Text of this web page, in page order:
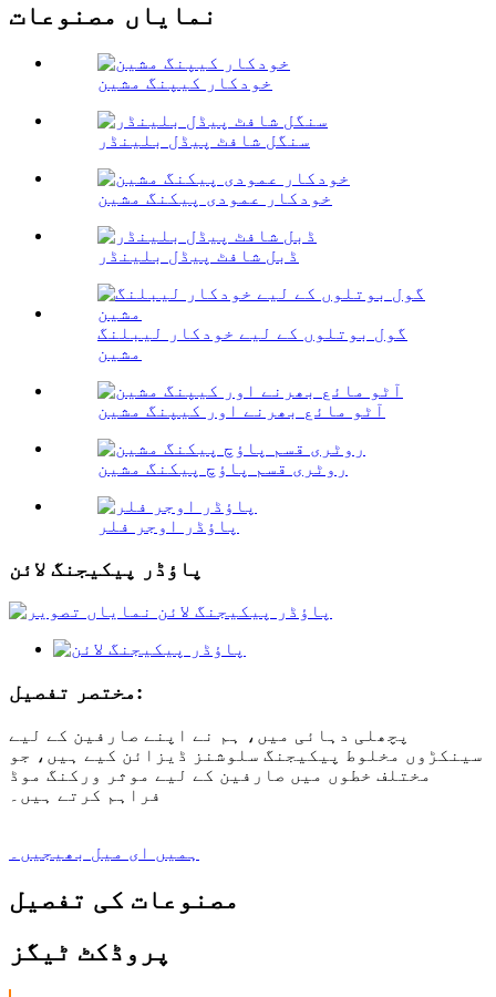
نمایاں مصنوعات
خودکار کیپنگ مشین
سنگل شافٹ پیڈل بلینڈر
خودکار عمودی پیکنگ مشین
ڈبل شافٹ پیڈل بلینڈر
گول بوتلوں کے لیے خودکار لیبلنگ
مشین
آٹو مائع بھرنے اور کیپنگ مشین
روٹری قسم پاؤچ پیکنگ مشین
پاؤڈر اوجر فلر
پاؤڈر پیکیجنگ لائن
مختصر تفصیل:
پچھلی دہائی میں، ہم نے اپنے صارفین کے لیے
سینکڑوں مخلوط پیکیجنگ سلوشنز ڈیزائن کیے ہیں، جو
مختلف خطوں میں صارفین کے لیے موثر ورکنگ موڈ
فراہم کرتے ہیں۔
ہمیں ای میل بھیجیں۔
مصنوعات کی تفصیل
پروڈکٹ ٹیگز